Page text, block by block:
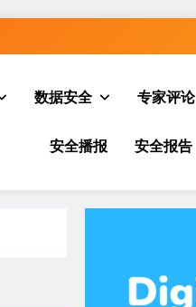
数据安全 专家评论
安全播报 安全报告